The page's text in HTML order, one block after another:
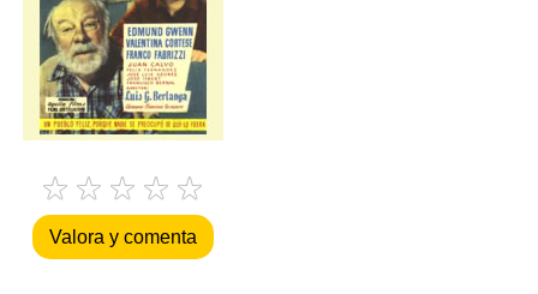
Valora y comenta